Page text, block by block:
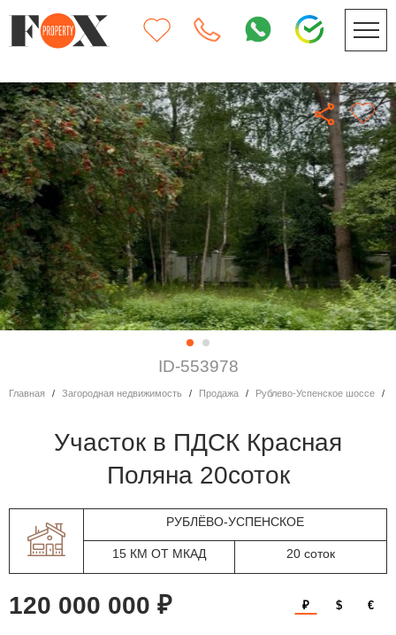
ID-553978
Главная Загородная недвижимость Продажа Рублево-Успенское шоссе
участок в ПДСК Красная
Поляна 20соток
РУБЛЁВО-УСПЕНСКОЕ
15 КМ ОТ МКАД 20 соток
120 000 000 ₽ ₽ $ €